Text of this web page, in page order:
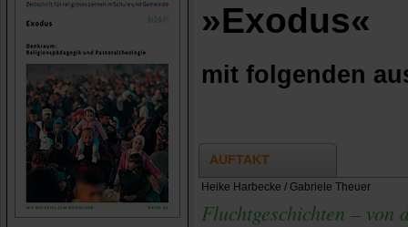
»Exodus«
mit folgenden
AUFTAKT
Heike Harbecke / Gabriele Theuer
Fluchtgeschichten – von